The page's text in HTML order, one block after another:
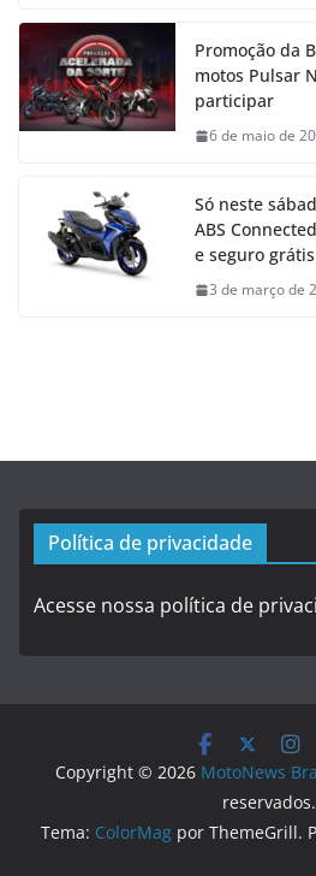
Promoção da
motos Pulsar
participar
6 de maio de
Só neste
ABS
e seguro grátis
3 de março de
Política de privacidade
Acesse nossa política de
Copyright © 2026 MotoNews
reservados.
Tema: ColorMag por ThemeGrill.